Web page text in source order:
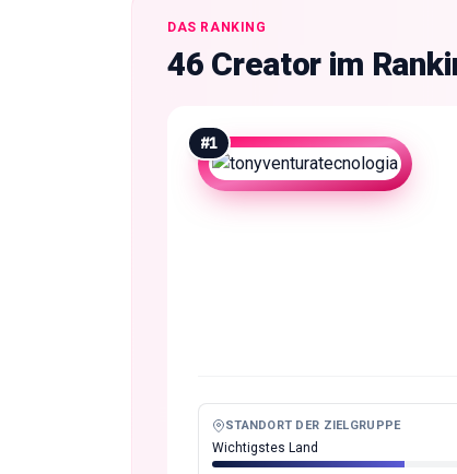
DAS RANKING
46 Creator im
#1
STANDORT DER ZIELGRUPPE
Wichtigstes Land